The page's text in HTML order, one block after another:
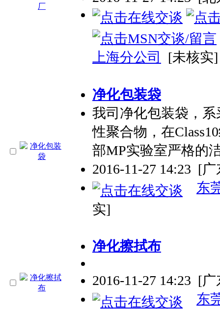
上海分公司 [未核实]
净化包装袋
我司净化包装袋，
性聚合物，在
部MP实验室严格的
2016-11-27 14:23 [广
东
实]
净化擦拭布
2016-11-27 14:23 [广
东